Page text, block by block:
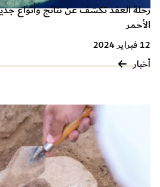
رحلة العقد تكشف عن نتائج وأنواع
الأحمر
12 فبراير 2024
أخبار